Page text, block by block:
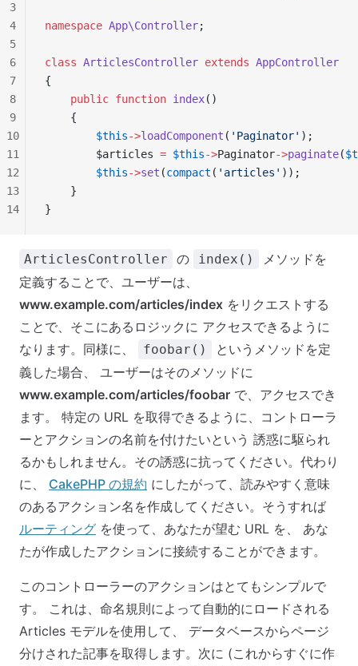
namespace App\Controller;
class ArticlesController extends AppController
{
    public
function index()
    {
        $this
->loadComponent ( 'Paginator' );
        $articles
= $this->Paginator->paginate(
        $this
->set (compact ( 'articles' ));
    }
}
3
4
5
6
7
8
9
10
11
12
13
14
ArticlesController の index()
メソッドを
定義することで、ユーザーは、
www.example.com/articles/index をリクエストする
ことで、そこにあるロジックに アクセスできるように
なります。同様に、
foobar()
というメソッドを定
義した場合、 ユーザーはそのメソッドに
www.example.com/articles/foobar で、アクセスでき
ます。 特定の URL を取得できるように、コントローラ
ーとアクションの名前を付けたいという 誘惑に駆られ
るかもしれません。その誘惑に抗ってください。代わり
に、 CakePHP の規約 にしたがって、読みやすく意味
のあるアクション名を作成してください。そうすれば
ルーティング を使って、あなたが望む URL を、 あな
たが作成したアクションに接続することができます。
このコントローラーのアクションはとてもシンプルで
す。 これは、命名規則によって自動的にロードされる
Articles モデルを使用して、 データベースからページ
分けされた記事を取得します。次に (これからすぐに作